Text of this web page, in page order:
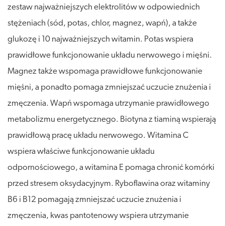
zestaw najważniejszych elektrolitów w odpowiednich
stężeniach (sód, potas, chlor, magnez, wapń), a także
glukozę i 10 najważniejszych witamin. Potas wspiera
prawidłowe funkcjonowanie układu nerwowego i mięśni.
Magnez także wspomaga prawidłowe funkcjonowanie
mięśni, a ponadto pomaga zmniejszać uczucie znużenia i
zmęczenia. Wapń wspomaga utrzymanie prawidłowego
metabolizmu energetycznego. Biotyna z tiaminą wspierają
prawidłową pracę układu nerwowego. Witamina C
wspiera właściwe funkcjonowanie układu
odpornościowego, a witamina E pomaga chronić komórki
przed stresem oksydacyjnym. Ryboflawina oraz witaminy
B6 i B12 pomagają zmniejszać uczucie znużenia i
zmęczenia, kwas pantotenowy wspiera utrzymanie